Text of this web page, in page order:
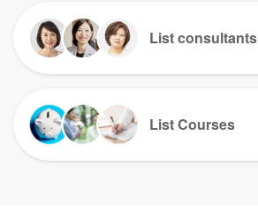
List consultants
List Courses